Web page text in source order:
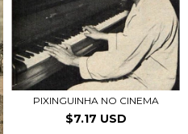
PIXINGUINHA NO CINEMA
$7.17 USD